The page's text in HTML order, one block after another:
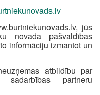
jūs
novada pašvaldības
informāciju izmantot un
atbildību par
partneru